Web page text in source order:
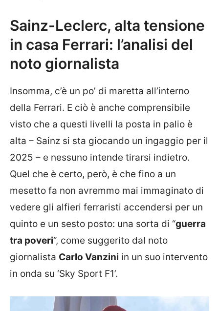
Sainz-Leclerc, alta tensione
in casa Ferrari: l’analisi del
noto giornalista
Insomma, c’è un po’ di maretta all’interno
della Ferrari. E ciò è anche comprensibile
visto che a questi livelli la posta in palio è
alta – Sainz si sta giocando un ingaggio per il
2025 – e nessuno intende tirarsi indietro.
Quel che è certo, però, è che fino a un
mesetto fa non avremmo mai immaginato di
vedere gli alfieri ferraristi accendersi per un
quinto e un sesto posto: una sorta di “guerra
tra poveri“, come suggerito dal noto
giornalista Carlo Vanzini in un suo intervento
in onda su ‘Sky Sport F1’.